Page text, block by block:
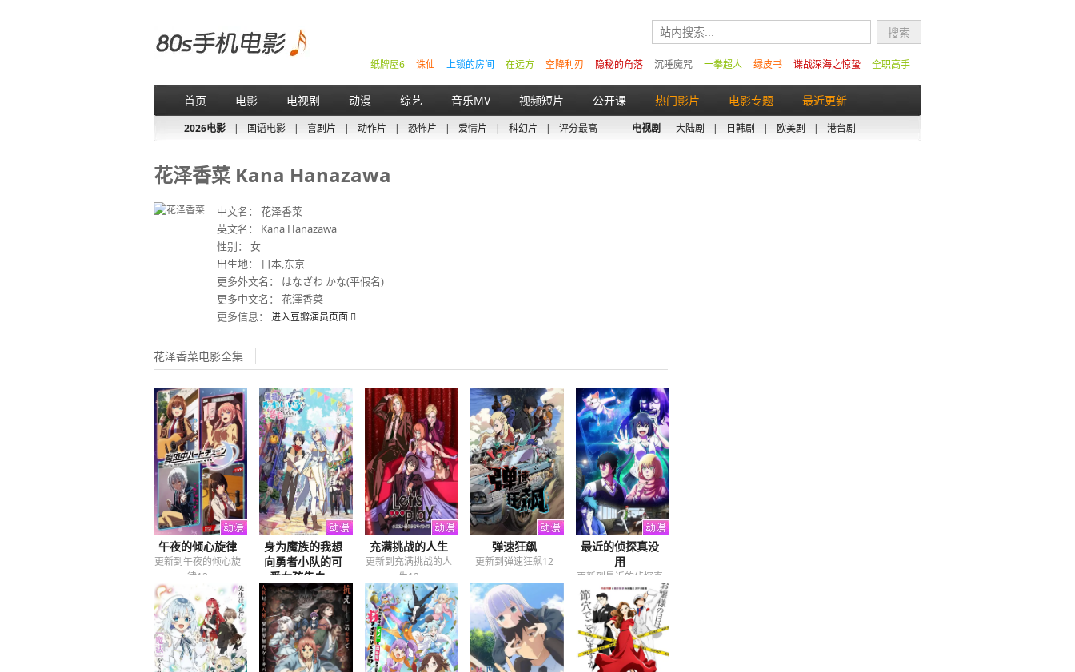
全职高手
谍战深海之惊蛰
绿皮书
一拳超人
沉睡魔咒
隐秘的角落
空降利刃
在远方
上锁的房间
诛仙
纸牌屋6
首页 电影 电视剧 动漫 综艺 音乐MV 视频短片 公开课 热门影片 电影专题 最近更新
2026电影 | 国语电影 | 喜剧片 | 动作片 | 恐怖片 | 爱情片 | 科幻片 | 评分最高 电视剧 大陆剧 | 日韩剧 | 欧美剧 | 港台剧
花泽香菜 Kana Hanazawa
中文名： 花泽香菜
英文名： Kana Hanazawa
性别： 女
出生地： 日本,东京
更多外文名： はなざわ かな(平假名)
更多中文名： 花澤香菜
更多信息： 进入豆瓣演员页面
花泽香菜电影全集
午夜的倾心旋律
更新到午夜的倾心旋
律12
身为魔族的我想
向勇者小队的可
爱女孩告白。
更新到身为魔族的我
想向勇者小队的可爱
女孩告白12
充满挑战的人生
更新到充满挑战的人
生12
弹速狂飙
更新到弹速狂飙12
最近的侦探真没
用
更新到最近的侦探真
没用12